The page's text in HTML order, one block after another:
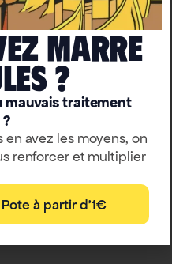
marre
?
mauvais traitement
en avez les moyens, on
renforcer et multiplier
à partir d'1€